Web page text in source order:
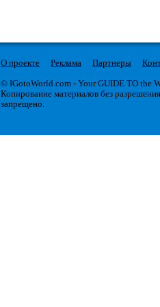
О проекте Реклама Партнеры
© IGotoWorld.com - Your GUIDE TO the
Копирование материалов без
запрещено.